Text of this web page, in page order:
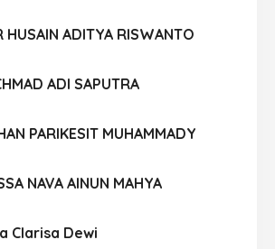
HUSAIN ADITYA RISWANTO
ADI SAPUTRA
PARIKESIT MUHAMMADY
NAVA AINUN MAHYA
Clarisa Dewi